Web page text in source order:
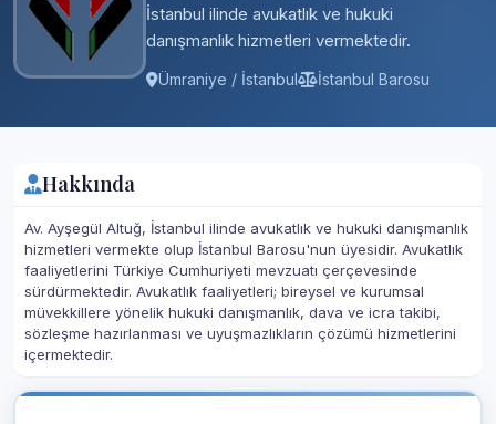
İstanbul ilinde avukatlık ve hukuki
danışmanlık hizmetleri vermektedir.
Ümraniye / İstanbul İstanbul Barosu
Hakkında
Av. Ayşegül Altuğ, İstanbul ilinde avukatlık ve hukuki danışmanlık
hizmetleri vermekte olup İstanbul Barosu'nun üyesidir. Avukatlık
faaliyetlerini Türkiye Cumhuriyeti mevzuatı çerçevesinde
sürdürmektedir. Avukatlık faaliyetleri; bireysel ve kurumsal
müvekkillere yönelik hukuki danışmanlık, dava ve icra takibi,
sözleşme hazırlanması ve uyuşmazlıkların çözümü hizmetlerini
içermektedir.